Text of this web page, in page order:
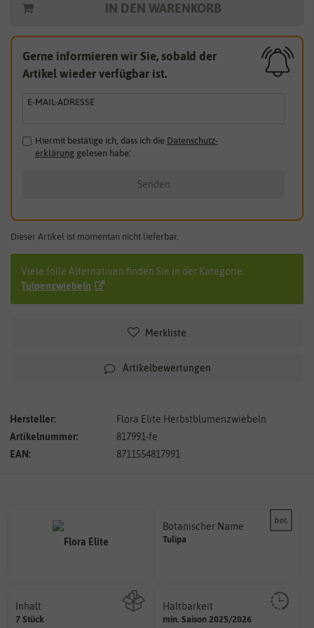
IN DEN WARENKORB
Gerne informieren wir Sie, sobald der
Artikel wieder verfügbar ist.
E-MAIL-ADRESSE
Hiermit bestätige ich, dass ich die Daten­schutz­
erklärunggelesen habe.*
Senden
Dieser Artikel ist momentan nicht lieferbar.
Viele tolle Alternativen finden Sie in der Kategorie:
Tulpenzwiebeln
Merkliste
Artikelbewertungen
Hersteller:
Flora Elite Herbstblumenzwiebeln
Artikelnummer:
817991-fe
EAN:
8711554817991
Inhalt
7 StückWie viel ist enthalten
Botanischer Name
Tulipa
Namen zur eindeutigen
Bestimmung der Pflanze.
Haltbarkeit
min. Saison 2025/2026
und Pflanzgut sehr gut keimen
sollte.